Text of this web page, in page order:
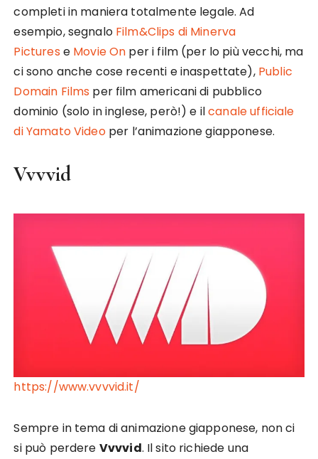
completi in maniera totalmente legale. Ad
esempio, segnalo Film&Clips di Minerva
Pictures e Movie On per i film (per lo più vecchi, ma
ci sono anche cose recenti e inaspettate), Public
Domain Films per film americani di pubblico
dominio (solo in inglese, però!) e ilcanale ufficiale
di Yamato Videoper l’animazione giapponese.
Vvvvid
https://www.vvvvid.it/
Sempre in tema di animazione giapponese, non ci
si può perdere Vvvvid. Il sito richiede una